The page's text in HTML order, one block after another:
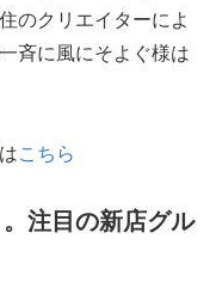
のクリエイターによ
斉に風にそよぐ様は
こちら
注目の新店グル